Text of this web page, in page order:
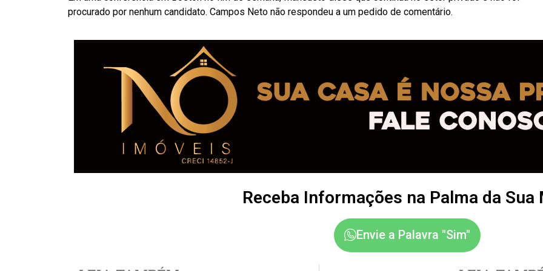
procurado por nenhum candidato. Campos Neto não respondeu a um pedido de comentário.
Receba Informações na Palma da Sua
Envie a Palavra "Sim"